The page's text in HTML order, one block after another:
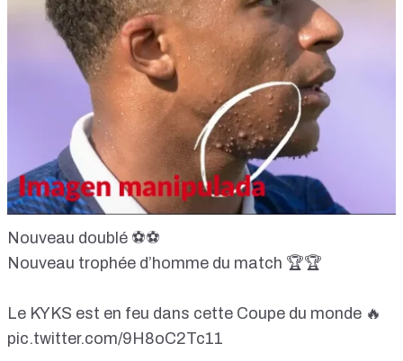
Nouveau doublé ⚽️⚽️
Nouveau trophée d’homme du match 🏆🏆
Le KYKS est en feu dans cette Coupe du monde 🔥
pic.twitter.com/9H8oC2Tc11